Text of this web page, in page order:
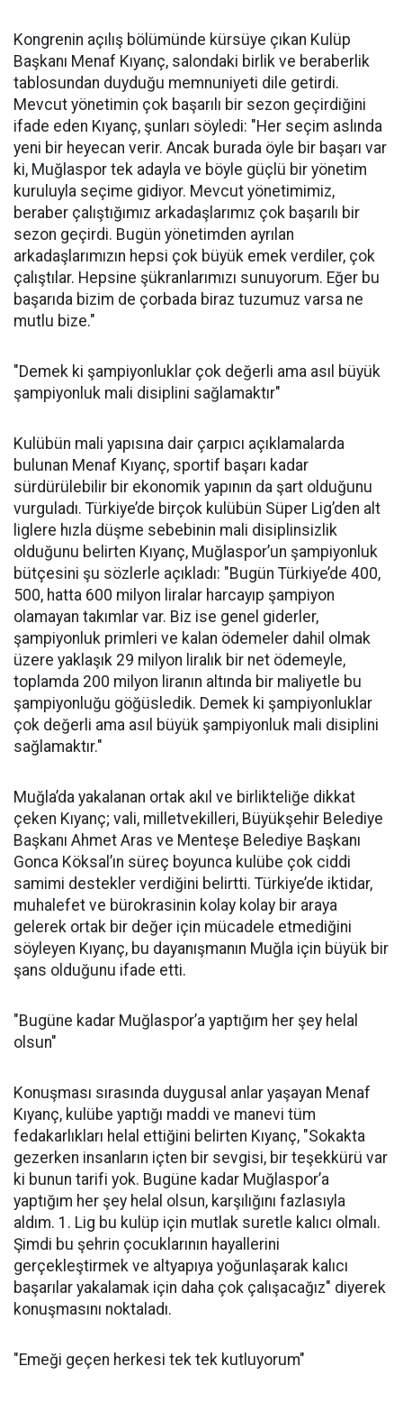
Kongrenin açılış bölümünde kürsüye çıkan Kulüp
Başkanı Menaf Kıyanç, salondaki birlik ve beraberlik
tablosundan duyduğu memnuniyeti dile getirdi.
Mevcut yönetimin çok başarılı bir sezon geçirdiğini
ifade eden Kıyanç, şunları söyledi: "Her seçim aslında
yeni bir heyecan verir. Ancak burada öyle bir başarı var
ki, Muğlaspor tek adayla ve böyle güçlü bir yönetim
kuruluyla seçime gidiyor. Mevcut yönetimimiz,
beraber çalıştığımız arkadaşlarımız çok başarılı bir
sezon geçirdi. Bugün yönetimden ayrılan
arkadaşlarımızın hepsi çok büyük emek verdiler, çok
çalıştılar. Hepsine şükranlarımızı sunuyorum. Eğer bu
başarıda bizim de çorbada biraz tuzumuz varsa ne
mutlu bize."
"Demek ki şampiyonluklar çok değerli ama asıl büyük
şampiyonluk mali disiplini sağlamaktır"
Kulübün mali yapısına dair çarpıcı açıklamalarda
bulunan Menaf Kıyanç, sportif başarı kadar
sürdürülebilir bir ekonomik yapının da şart olduğunu
vurguladı. Türkiye’de birçok kulübün Süper Lig’den alt
liglere hızla düşme sebebinin mali disiplinsizlik
olduğunu belirten Kıyanç, Muğlaspor’un şampiyonluk
bütçesini şu sözlerle açıkladı: "Bugün Türkiye’de 400,
500, hatta 600 milyon liralar harcayıp şampiyon
olamayan takımlar var. Biz ise genel giderler,
şampiyonluk primleri ve kalan ödemeler dahil olmak
üzere yaklaşık 29 milyon liralık bir net ödemeyle,
toplamda 200 milyon liranın altında bir maliyetle bu
şampiyonluğu göğüsledik. Demek ki şampiyonluklar
çok değerli ama asıl büyük şampiyonluk mali disiplini
sağlamaktır."
Muğla’da yakalanan ortak akıl ve birlikteliğe dikkat
çeken Kıyanç; vali, milletvekilleri, Büyükşehir Belediye
Başkanı Ahmet Aras ve Menteşe Belediye Başkanı
Gonca Köksal’ın süreç boyunca kulübe çok ciddi
samimi destekler verdiğini belirtti. Türkiye’de iktidar,
muhalefet ve bürokrasinin kolay kolay bir araya
gelerek ortak bir değer için mücadele etmediğini
söyleyen Kıyanç, bu dayanışmanın Muğla için büyük bir
şans olduğunu ifade etti.
"Bugüne kadar Muğlaspor’a yaptığım her şey helal
olsun"
Konuşması sırasında duygusal anlar yaşayan Menaf
Kıyanç, kulübe yaptığı maddi ve manevi tüm
fedakarlıkları helal ettiğini belirten Kıyanç, "Sokakta
gezerken insanların içten bir sevgisi, bir teşekkürü var
ki bunun tarifi yok. Bugüne kadar Muğlaspor’a
yaptığım her şey helal olsun, karşılığını fazlasıyla
aldım. 1. Lig bu kulüp için mutlak suretle kalıcı olmalı.
Şimdi bu şehrin çocuklarının hayallerini
gerçekleştirmek ve altyapıya yoğunlaşarak kalıcı
başarılar yakalamak için daha çok çalışacağız" diyerek
konuşmasını noktaladı.
"Emeği geçen herkesi tek tek kutluyorum"